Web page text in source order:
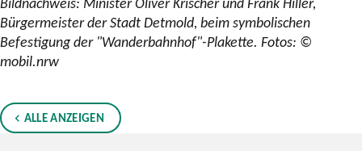
Bürgermeister der Stadt Detmold, beim symbolischen
Befestigung der "Wanderbahnhof"-Plakette. Fotos: ©
mobil.nrw
ALLE ANZEIGEN